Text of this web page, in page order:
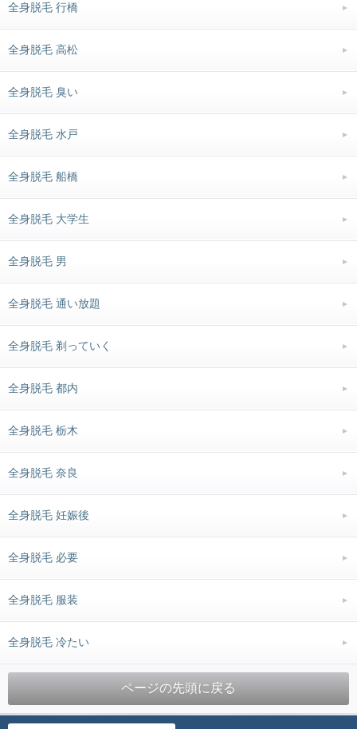
全身脱毛 行橋
全身脱毛 高松
全身脱毛 臭い
全身脱毛 水戸
全身脱毛 船橋
全身脱毛 大学生
全身脱毛 男
全身脱毛 通い放題
全身脱毛 剃っていく
全身脱毛 都内
全身脱毛 栃木
全身脱毛 奈良
全身脱毛 妊娠後
全身脱毛 必要
全身脱毛 服装
全身脱毛 冷たい
ページの先頭に戻る